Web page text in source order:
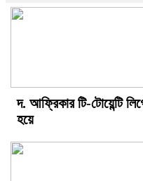
দ. আফ্রিকার টি-টোয়েন্টি
হয়ে